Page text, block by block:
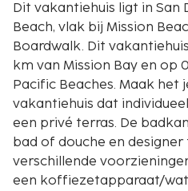
Dit vakantiehuis ligt in San
Beach, vlak bij Mission
Boardwalk. Dit vakantiehuis bij het strand ligt op 0,3
km van Mission Bay en op
Pacific Beaches. Maak het
vakantiehuis dat
een privé terras. De
bad of douche en
verschillende
een koffiezetapparaat/